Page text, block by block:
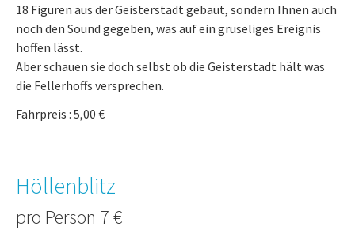
18 Figuren aus der Geisterstadt gebaut, sondern Ihnen auch
noch den Sound gegeben, was auf ein gruseliges Ereignis
hoffen lässt.
Aber schauen sie doch selbst ob die Geisterstadt hält was
die Fellerhoffs versprechen.
Fahrpreis : 5,00 €
Höllenblitz
pro Person 7 €